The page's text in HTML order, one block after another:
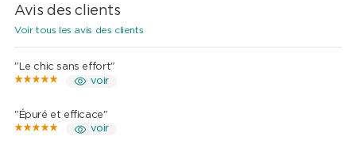
Avis des clients
Voir tous les avis des clients
"Le chic sans effort"
voir
"Épuré et efficace"
voir